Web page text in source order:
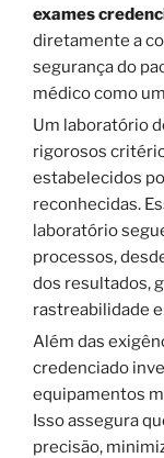
exames
diretamente a
segurança do
médico como
Um laboratório
rigorosos
estabelecidos
reconhecidas.
laboratório
processos,
dos resultados,
rastreabilidade
Além das
credenciado
equipamentos
Isso assegura
precisão,